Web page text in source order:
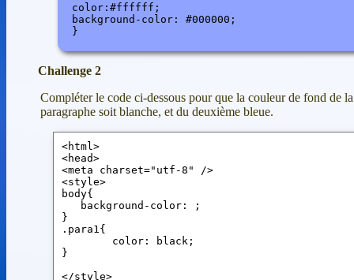
color:#ffffff;
background-color: #000000;
Challenge 2
Compléter le code ci-dessous pour que la couleur de fond de
paragraphe soit blanche, et du deuxième bleue.